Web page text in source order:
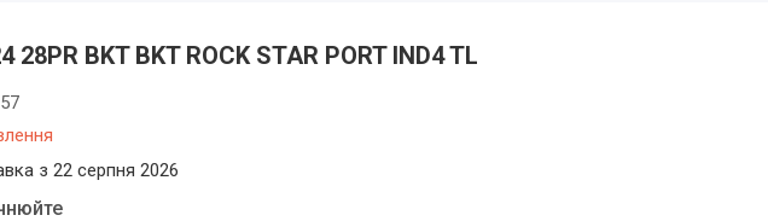
28PR BKT BKT ROCK STAR PORT IND4 TL
з 22 серпня 2026